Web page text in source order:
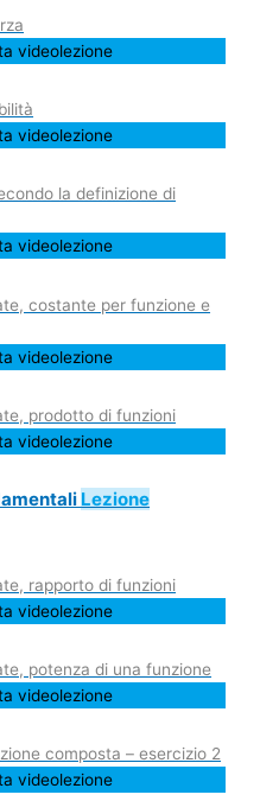
videolezione
videolezione
la definizione di
videolezione
costante per funzione e
videolezione
prodotto di funzioni
videolezione
Lezione
rapporto di funzioni
videolezione
potenza di una funzione
videolezione
composta – esercizio 2
videolezione